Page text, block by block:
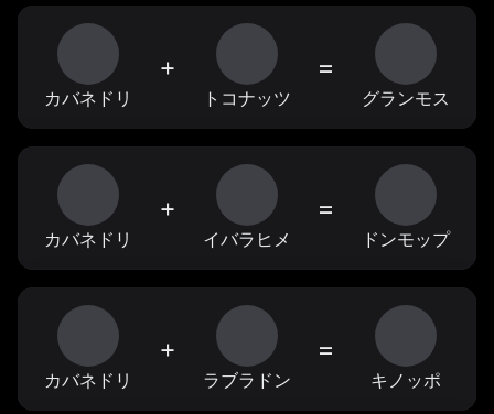
カバネドリ
+
トコナッツ
=
グランモス
カバネドリ
+
イバラヒメ
=
ドンモップ
カバネドリ
+
ラブラドン
=
キノッポ